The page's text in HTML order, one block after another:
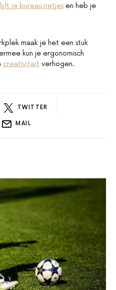
je bureau netjes en heb je
maak je het een stuk
kun je ergonomisch
creativiteit verhogen.
TWITTER
MAIL